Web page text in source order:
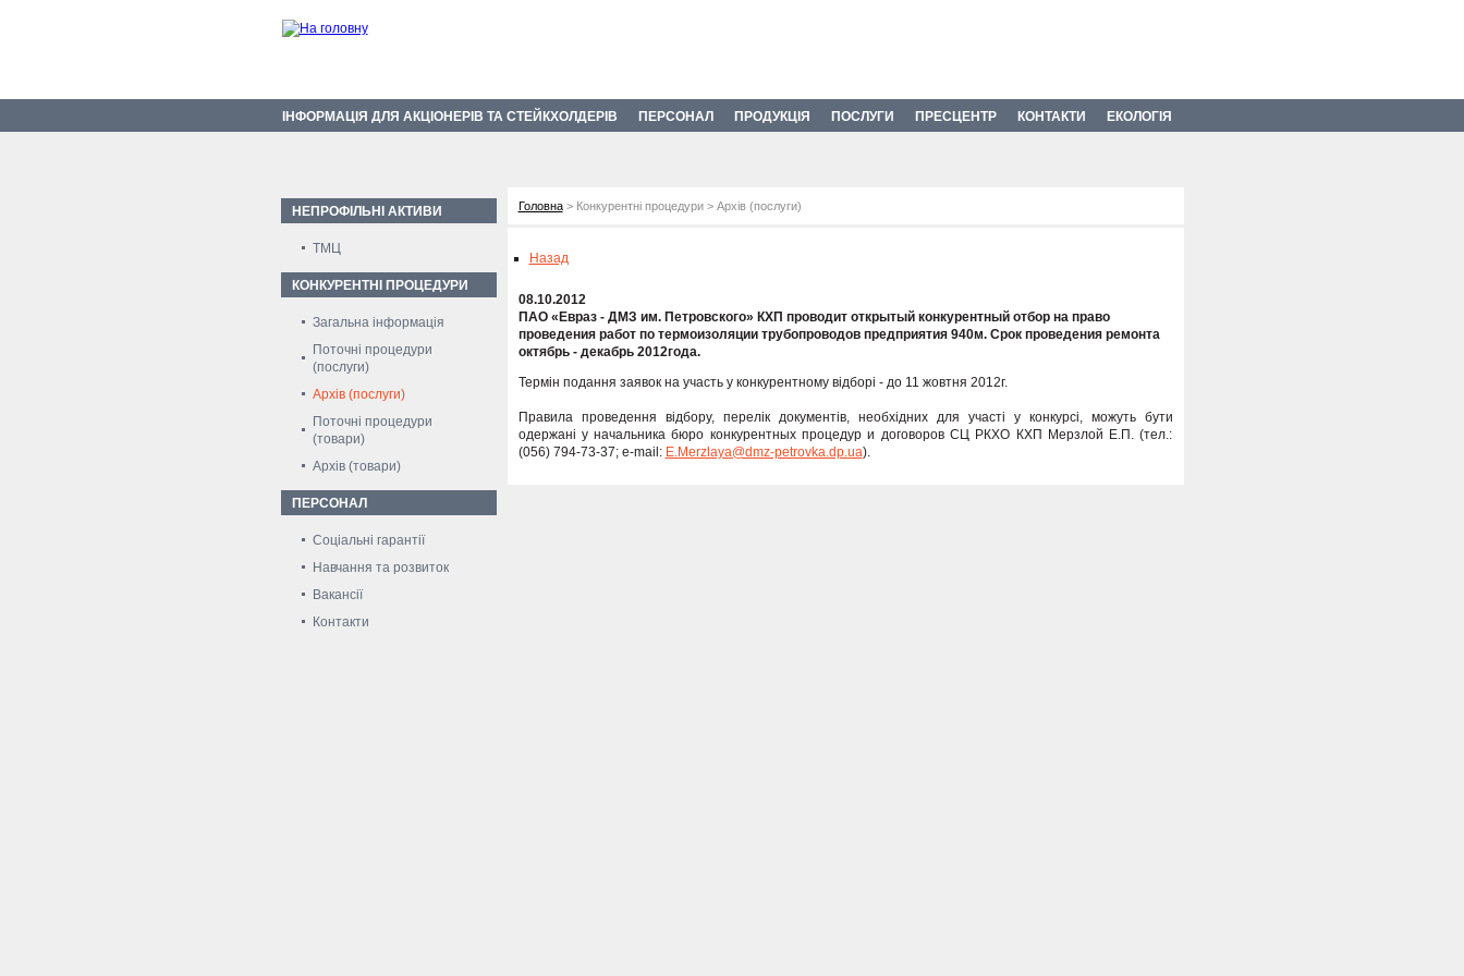
ІНФОРМАЦІЯ ДЛЯ АКЦІОНЕРІВ ТА СТЕЙКХОЛДЕРІВ ПЕРСОНАЛ ПРОДУКЦІЯ ПОСЛУГИ ПРЕСЦЕНТР КОНТАКТИ ЕКОЛОГІЯ
НЕПРОФІЛЬНІ АКТИВИ
ТМЦ
КОНКУРЕНТНІ ПРОЦЕДУРИ
Загальна інформація
Поточні процедури
(послуги)
Архів (послуги)
Поточні процедури
(товари)
Архів (товари)
ПЕРСОНАЛ
Соціальні гарантії
Навчання та розвиток
Вакансії
Контакти
Головна> Конкурентні процедури > Архів (послуги)
Назад
08.10.2012
ПАО «Евраз - ДМЗ им. Петровского» КХП проводит открытый конкурентный отбор на право
проведения работ по термоизоляции трубопроводов предприятия 940м. Срок проведения ремонта
октябрь - декабрь 2012года.
Термін подання заявок на участь у конкурентному відборі - до 11 жовтня 2012г.
Правила проведення відбору, перелік документів, необхідних для участі у конкурсі, можуть бути
одержані у начальника бюро конкурентных процедур и договоров СЦ РКХО КХП Мерзлой Е.П. (тел.:
(056) 794-73-37; e-mail: E.Merzlayа@dmz-petrovka.dp.ua).